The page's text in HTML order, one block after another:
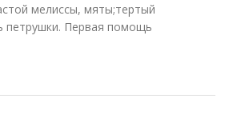
мелиссы, мяты;тертый
петрушки. Первая помощь